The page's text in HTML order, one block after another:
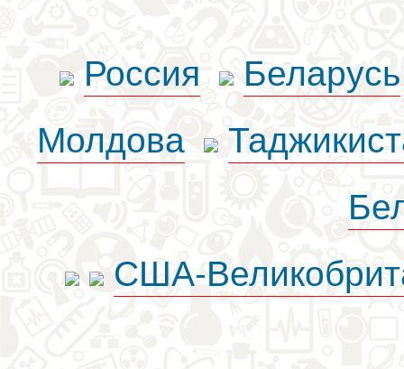
Россия
Беларусь
Молдова
США-